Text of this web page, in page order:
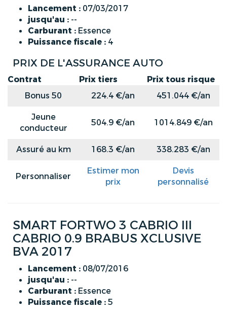
Lancement : 07/03/2017
jusqu'au : --
Carburant : Essence
Puissance fiscale : 4
PRIX DE L'ASSURANCE AUTO
Contrat Prix tiers
Prix tous risque
Bonus 50
224.4 €/an
451.044 €/an
Jeune
conducteur
504.9 €/an 1014.849 €/an
Assuré au km 168.3 €/an 338.283 €/an
Personnaliser
Estimer mon
prix
Devis
personnalisé
SMART FORTWO 3 CABRIO III
CABRIO 0.9 BRABUS XCLUSIVE
BVA 2017
Lancement : 08/07/2016
jusqu'au : --
Carburant : Essence
Puissance fiscale :5